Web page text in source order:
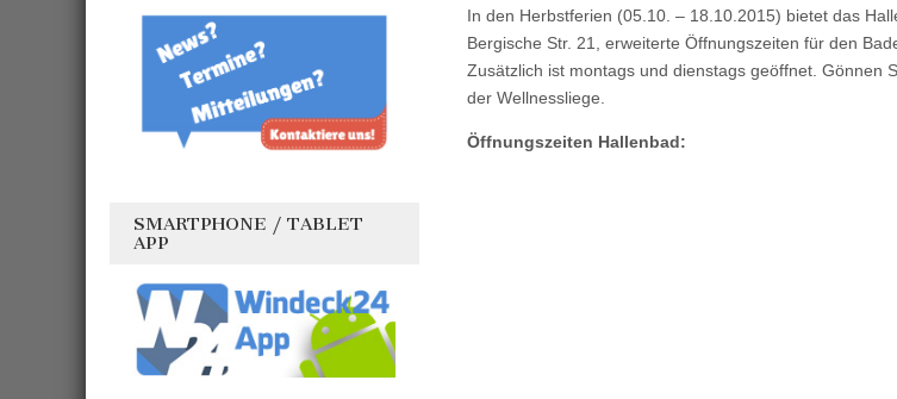
In den Herbstferien (05.10. – 18.10.2015) bietet das
Bergische Str. 21, erweiterte Öffnungszeiten für den
Zusätzlich ist montags und dienstags geöffnet. Gönnen
der Wellnessliege.
Öffnungszeiten Hallenbad:
SMARTPHONE / TABLET
APP